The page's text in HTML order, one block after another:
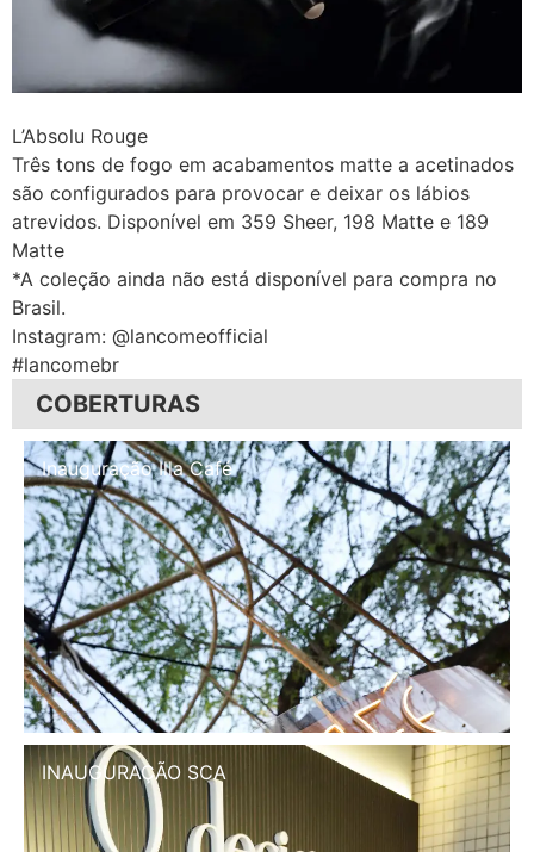
L’Absolu Rouge
Três tons de fogo em acabamentos matte a acetinados
são configurados para provocar e deixar os lábios
atrevidos. Disponível em 359 Sheer, 198 Matte e 189
Matte
*A coleção ainda não está disponível para compra no
Brasil.
Instagram: @lancomeofficial
#lancomebr
COBERTURAS
Inauguração Illa Café
INAUGURAÇÃO SCA